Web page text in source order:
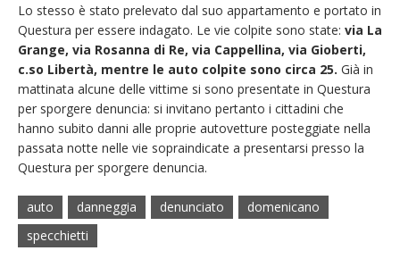
Lo stesso è stato prelevato dal suo appartamento e portato in
Questura per essere indagato. Le vie colpite sono state: via La
Grange, via Rosanna di Re, via Cappellina, via Gioberti,
c.so Libertà, mentre le auto colpite sono circa 25. Già in
mattinata alcune delle vittime si sono presentate in Questura
per sporgere denuncia: si invitano pertanto i cittadini che
hanno subito danni alle proprie autovetture posteggiate nella
passata notte nelle vie sopraindicate a presentarsi presso la
Questura per sporgere denuncia.
auto danneggia denunciato
domenicano
specchietti